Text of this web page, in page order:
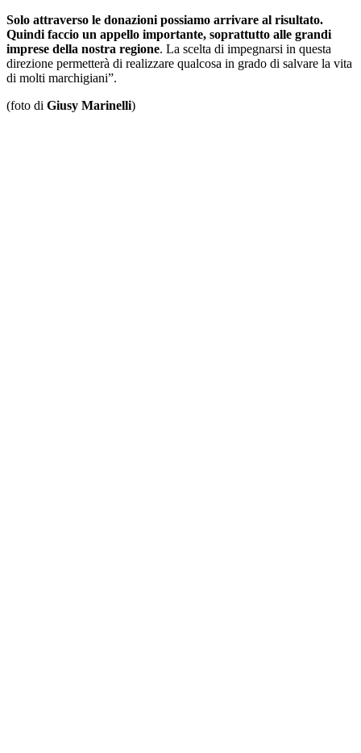
Solo attraverso le donazioni possiamo arrivare al risultato.
Quindi faccio un appello importante, soprattutto alle grandi
imprese della nostra regione. La scelta di impegnarsi in questa
direzione permetterà di realizzare qualcosa in grado di salvare la vita
di molti marchigiani”.
(foto di Giusy Marinelli)